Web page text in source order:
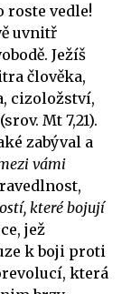
roste vedle!
uvnitř
Ježíš
člověka,
cizoložství,
Mt 7,21).
zabýval a
vámi
které bojují
jež
k boji proti
která